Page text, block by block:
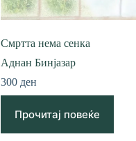
Смртта нема сенка
Аднан Бинјазар
300 ден
Прочитај повеќе